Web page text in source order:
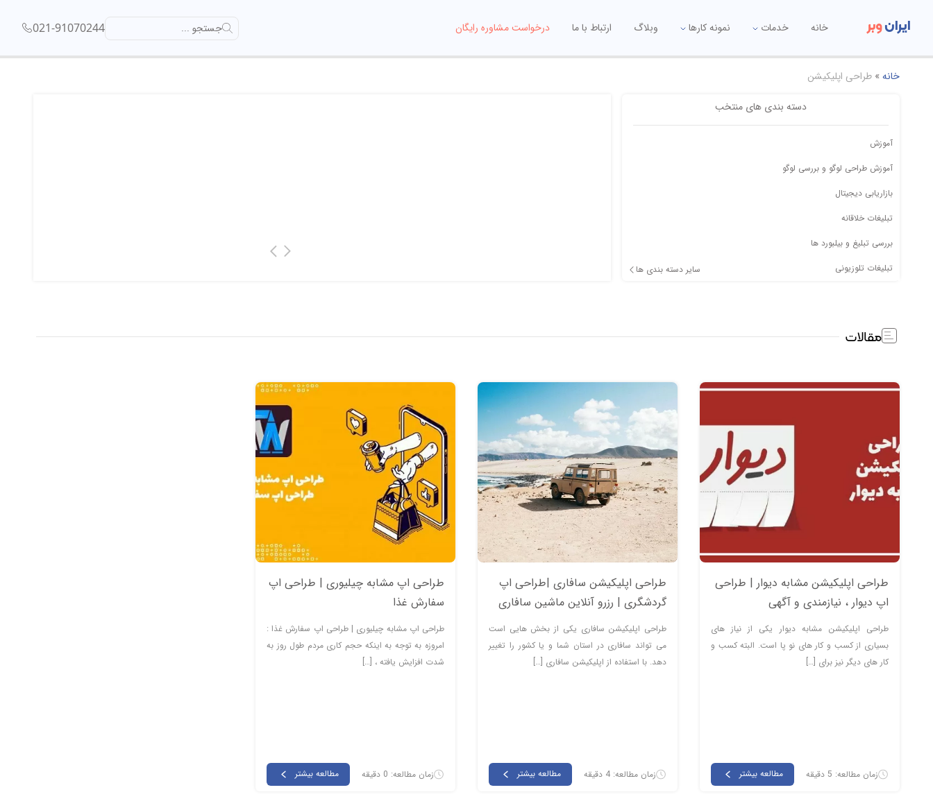
ایرانوبر خانه خدمات نمونه کارها وبلاگ ارتباط با ما درخواست مشاوره رایگان جستجو ... 021-91070244
خانه» طراحی اپلیکیشن
دسته بندی های منتخب
آموزش
آموزش طراحی لوگو و بررسی لوگو
بازاریابی دیجیتال
تبلیغات خلاقانه
بررسی تبلیغ و بیلبورد ها
تبلیغات تلوزیونی
سایر دسته بندی ها
مقالات
طراحی اپلیکیشن مشابه دیوار | طراحی
اپ دیوار ، نیازمندی و آگهی
طراحی اپلیکیشن مشابه دیوار یکی از نیاز های
بسیاری از کسب و کار های نو پا است. البته کسب و
کار های دیگر نیز برای […]
زمان مطالعه: 5 دقیقه مطالعه بیشتر
طراحی اپلیکیشن سافاری |طراحی اپ
گردشگری | رزرو آنلاین ماشین سافاری
طراحی اپلیکیشن سافاری یکی از بخش هایی است
می تواند سافاری در استان شما و یا کشور را تغییر
دهد. با استفاده از اپلیکیشن سافاری […]
زمان مطالعه: 4 دقیقه مطالعه بیشتر
طراحی اپ مشابه چیلیوری | طراحی اپ
سفارش غذا
طراحی اپ مشابه چیلیوری | طراحی اپ سفارش غذا :
امروزه به توجه به اینکه حجم کاری مردم طول روز به
شدت افزایش یافته ، […]
زمان مطالعه: 0 دقیقه مطالعه بیشتر